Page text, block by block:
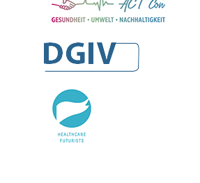
WeACT Con
DGIV
HealthCare Futurists